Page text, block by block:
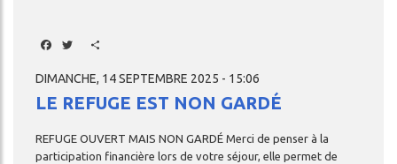
Facebook
Twitter
DIMANCHE, 14 SEPTEMBRE 2025 - 15:06
LE REFUGE EST NON GARDÉ
REFUGE OUVERT MAIS NON GARDÉ Merci de penser à la
participation financière lors de votre séjour, elle permet de